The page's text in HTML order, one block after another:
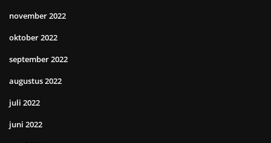
november 2022
oktober 2022
september 2022
augustus 2022
juli 2022
juni 2022